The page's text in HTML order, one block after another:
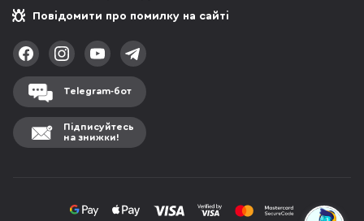
Повідомити про помилку на сайті
Telegram-бот
Підписуйтесь
на знижки!